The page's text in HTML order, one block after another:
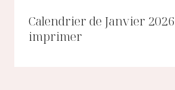
Calendrier de Janvier
imprimer